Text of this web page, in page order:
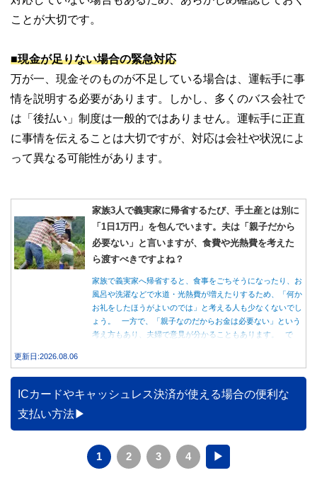
ことが大切です。
■現金が足りない場合の緊急対応
万が一、現金そのものが不足している場合は、運転手に事
情を説明する必要があります。しかし、多くのバス会社で
は「後払い」制度は一般的ではありません。運転手に正直
に事情を伝えることは大切ですが、対応は会社や状況によ
って異なる可能性があります。
家族3人で義実家に帰省するたび、手土産とは別に
「1日1万円」を包んでいます。夫は「親子だから
必要ない」と言いますが、食費や光熱費を考えた
ら渡すべきですよね？
家族で義実家へ帰省すると、食事をごちそうになったり、お
風呂や洗濯などで水道・光熱費が増えたりするため、「何か
お礼をしたほうがよいのでは」と考える人も少なくないでし
ょう。 一方で、「親子なのだからお金は必要ない」という
考え方もあり、夫婦で意見が分かることもあります。 で
更新日:2026.08.06
ICカードやキャッシュレス決済が使える場合の便利な
支払い方法
1 2 3 4 ▶